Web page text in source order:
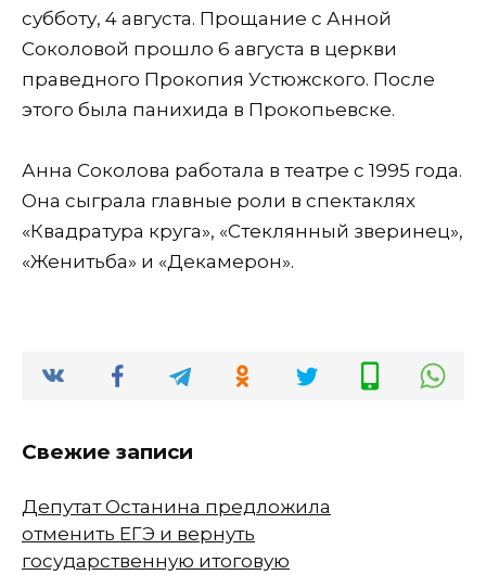
субботу, 4 августа. Прощание с Анной
Соколовой прошло 6 августа в церкви
праведного Прокопия Устюжского. После
этого была панихида в Прокопьевске.
Анна Соколова работала в театре с 1995 года.
Она сыграла главные роли в спектаклях
«Квадратура круга», «Стеклянный зверинец»,
«Женитьба» и «Декамерон».
Свежие записи
Депутат Останина предложила
отменить ЕГЭ и вернуть
государственную итоговую